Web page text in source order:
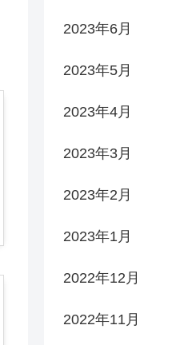
2023年6月
2023年5月
2023年4月
2023年3月
2023年2月
2023年1月
2022年12月
2022年11月